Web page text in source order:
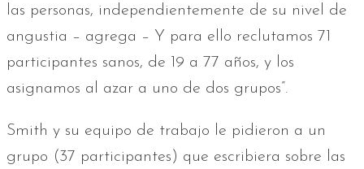
las personas, independientemente de su nivel de
angustia – agrega – Y para ello reclutamos 71
participantes sanos, de 19 a 77 años, y los
asignamos al azar a uno de dos grupos”.
Smith y su equipo de trabajo le pidieron a un
grupo (37 participantes) que escribiera sobre las